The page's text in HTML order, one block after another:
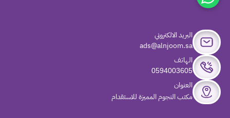
البريد الالكتروني
ads@alnjoom.sa
الهاتف
0594003605
العنوان
مكتب النجوم المميزة للاستقدام